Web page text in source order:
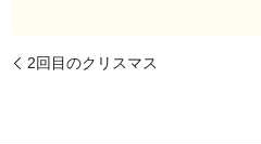
2回目のクリスマス